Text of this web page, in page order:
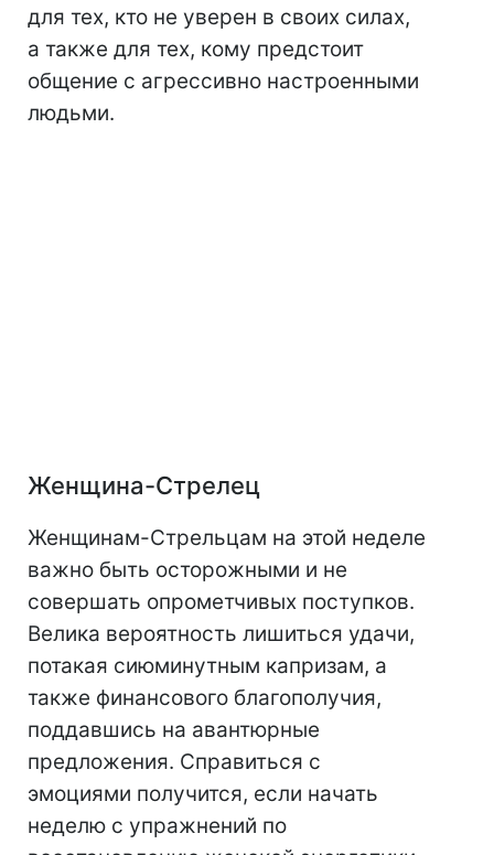
для тех, кто не уверен в своих силах,
а также для тех, кому предстоит
общение с агрессивно настроенными
людьми.
Женщина-Стрелец
Женщинам-Стрельцам на этой неделе
важно быть осторожными и не
совершать опрометчивых поступков.
Велика вероятность лишиться удачи,
потакая сиюминутным капризам, а
также финансового благополучия,
поддавшись на авантюрные
предложения. Справиться с
эмоциями получится, если начать
неделю с упражнений по